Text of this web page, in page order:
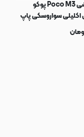
قاب گوشی Poco M3 پوکو
اکلیلی سواروسکی پاپ
لنز دار صورتی کد